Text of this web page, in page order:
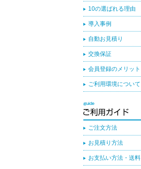
10の選ばれる理由
導入事例
自動お見積り
交換保証
会員登録のメリット
ご利用環境について
ご注文方法
お見積り方法
お支払い方法・送料